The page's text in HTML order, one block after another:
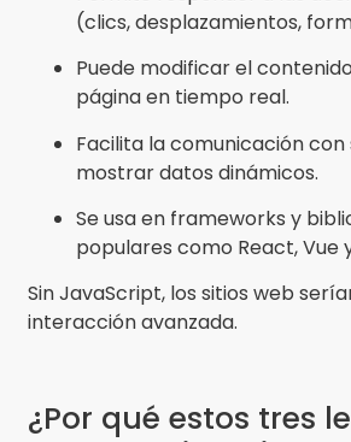
(clics, desplazamientos,
Puede modificar el
página en tiempo real.
Facilita la comunicación
mostrar datos dinámicos.
Se usa en frameworks y
populares como React, Vue
Sin JavaScript, los sitios web
interacción avanzada.
¿Por qué estos tres